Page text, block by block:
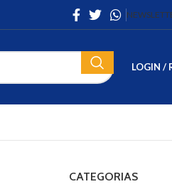
LOGIN /
CATEGORIAS